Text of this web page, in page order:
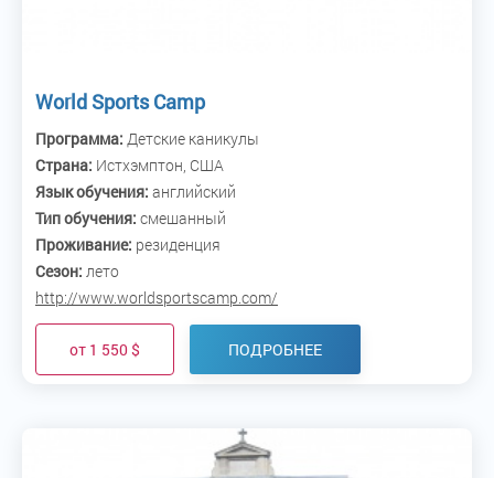
World Sports Camp
Программа: Детские каникулы
Страна: Истхэмптон, США
Язык обучения: английский
Тип обучения: смешанный
Проживание: резиденция
Сезон: лето
http://www.worldsportscamp.com/
от 1 550 $ ПОДРОБНЕЕ